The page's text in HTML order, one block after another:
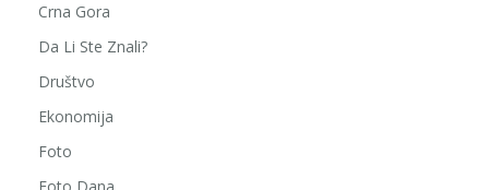
Crna Gora
Da Li Ste Znali?
Društvo
Ekonomija
Foto